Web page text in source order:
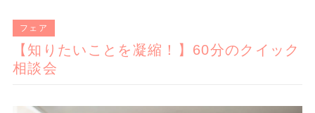
フェア
【知りたいことを凝縮！】60分のクイック
相談会